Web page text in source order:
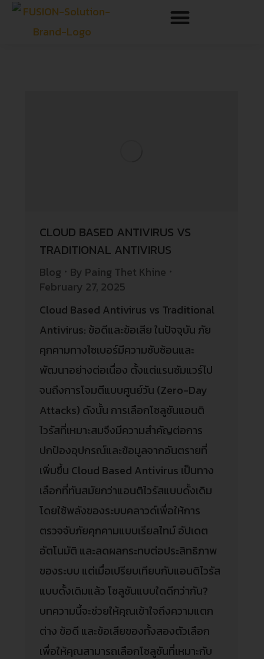
CLOUD BASED ANTIVIRUS VS
TRADITIONAL ANTIVIRUS
Blog By Paing Thet Khine
February 27, 2025
Cloud Based Antivirus vs Traditional
Antivirus: ข้อดีและข้อเสีย ในปัจจุบัน ภัย
คุกคามทางไซเบอร์มีความซับซ้อนและ
พัฒนาอย่างต่อเนื่อง ตั้งแต่แรนซัมแวร์ไป
จนถึงการโจมตีแบบศูนย์วัน (Zero-Day
Attacks) ดังนั้น การเลือกโซลูชันแอนติ
ไวรัสที่เหมาะสมจึงมีความสำคัญต่อการ
ปกป้องอุปกรณ์และข้อมูลจากอันตรายที่
เพิ่มขึ้น Cloud Based Antivirus เป็นทาง
เลือกที่ทันสมัยกว่าแอนติไวรัสแบบดั้งเดิม
โดยใช้พลังของระบบคลาวด์เพื่อให้การ
ตรวจจับภัยคุกคามแบบเรียลไทม์ อัปเดต
อัตโนมัติ และลดผลกระทบต่อประสิทธิภาพ
ของระบบ แต่เมื่อเปรียบเทียบกับแอนติไวรัส
แบบดั้งเดิมแล้ว โซลูชันแบบใดดีกว่ากัน?
บทความนี้จะช่วยให้คุณเข้าใจถึงความแตก
ต่าง ข้อดี และข้อเสียของทั้งสองตัวเลือก
เพื่อให้คุณสามารถเลือกโซลูชันที่เหมาะกับ